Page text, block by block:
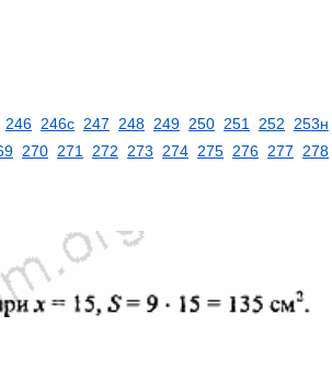
246 246c 247 248 249 250 251 252 253н
270 271 272 273 274 275 276 277 278